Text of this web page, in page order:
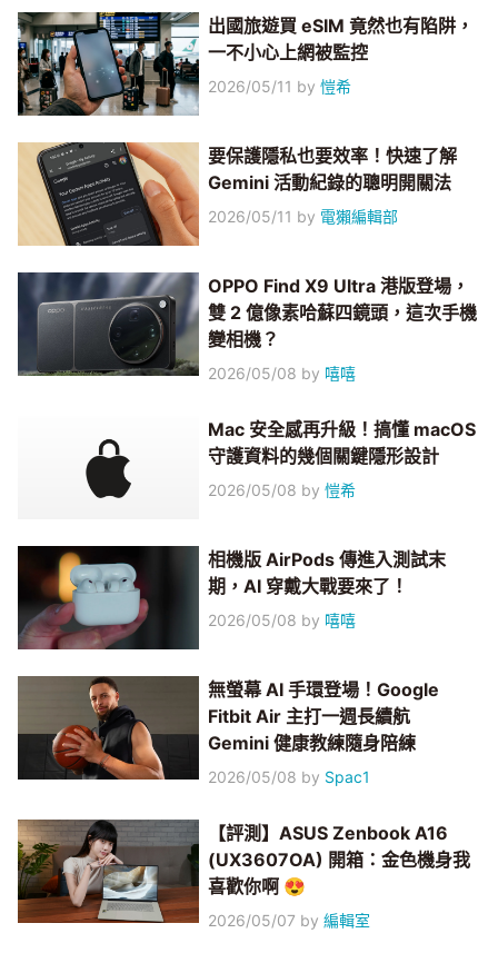
出國旅遊買 eSIM 竟然也有陷阱，
一不小心上網被監控
2026/05/11 by愷希
要保護隱私也要效率！快速了解
Gemini 活動紀錄的聰明開關法
2026/05/11 by 電獺編輯部
OPPO Find X9 Ultra 港版登場，
雙 2 億像素哈蘇四鏡頭，這次手機
變相機？
2026/05/08 by 嘻嘻
Mac 安全感再升級！搞懂 macOS
守護資料的幾個關鍵隱形設計
2026/05/08 by愷希
相機版 AirPods 傳進入測試末
期，AI 穿戴大戰要來了！
2026/05/08 by 嘻嘻
無螢幕 AI 手環登場！Google
Fitbit Air 主打一週長續航
Gemini 健康教練隨身陪練
2026/05/08 by Spac1
【評測】ASUS Zenbook A16
(UX3607OA) 開箱：金色機身我
喜歡你啊 😍
2026/05/07 by編輯室